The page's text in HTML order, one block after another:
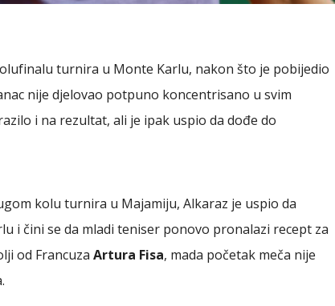
turnira u Monte Karlu, nakon što je pobijedio
nije djelovao potpuno koncentrisano u svim
i na rezultat, ali je ipak uspio da dođe do
kolu turnira u Majamiju, Alkaraz je uspio da
i čini se da mladi teniser ponovo pronalazi recept za
od Francuza Artura Fisa, mada početak meča nije